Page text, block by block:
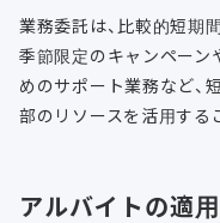
業務委託は、比較的短期
季節限定のキャンペーン
めのサポート業務など、
部のリソースを活用する
アルバイトの適